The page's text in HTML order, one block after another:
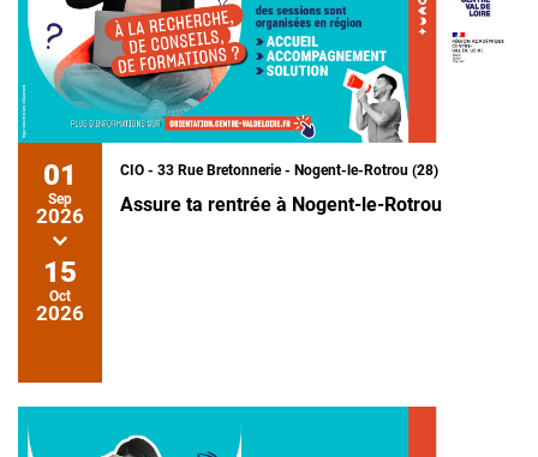
01
Sep
2026
15
Oct
2026
CIO - 33 Rue Bretonnerie - Nogent-le-Rotrou (28)
Assure ta rentrée à Nogent-le-Rotrou